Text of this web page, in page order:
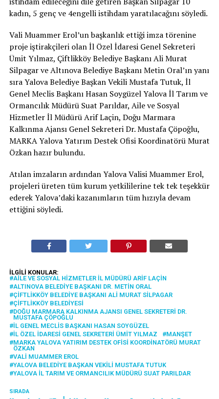
kadın, 5 genç ve 4engelli istihdam yaratılacağını söyledi.
Vali Muammer Erol’un başkanlık ettiği imza törenine
proje iştirakçileri olan İl Özel İdaresi Genel Sekreteri
Ümit Yılmaz, Çiftlikköy Belediye Başkanı Ali Murat
Silpagar ve Altınova Belediye Başkanı Metin Oral’ın yanı
sıra Yalova Belediye Başkan Vekili Mustafa Tutuk, İl
Genel Meclis Başkanı Hasan Soygüzel Yalova İl Tarım ve
Ormancılık Müdürü Suat Parıldar, Aile ve Sosyal
Hizmetler İl Müdürü Arif Laçin, Doğu Marmara
Kalkınma Ajansı Genel Sekreteri Dr. Mustafa Çöpoğlu,
MARKA Yalova Yatırım Destek Ofisi Koordinatörü Murat
Özkan hazır bulundu.
Atılan imzaların ardından Yalova Valisi Muammer Erol,
projeleri üreten tüm kurum yetkililerine tek tek teşekkür
ederek Yalova’daki kazanımların tüm hızıyla devam
ettiğini söyledi.
İLGILI KONULAR:
AILE VE SOSYAL HIZMETLER İL MÜDÜRÜ ARIF LAÇIN
ALTINOVA BELEDIYE BAŞKANI DR. METIN ORAL
ÇIFTLIKKÖY BELEDIYE BAŞKANI ALI MURAT SILPAGAR
ÇIFTLIKKÖY BELEDIYESI
DOĞU MARMARA KALKINMA AJANSI GENEL SEKRETERI DR.
MUSTAFA ÇÖPOĞLU
İL GENEL MECLIS BAŞKANI HASAN SOYGÜZEL
İL ÖZEL İDARESI GENEL SEKRETERI ÜMIT YILMAZ
MANŞET
MARKA YALOVA YATIRIM DESTEK OFISI KOORDINATÖRÜ MURAT
ÖZKAN
VALI MUAMMER EROL
YALOVA BELEDIYE BAŞKAN VEKILI MUSTAFA TUTUK
YALOVA İL TARIM VE ORMANCILIK MÜDÜRÜ SUAT PARILDAR
SIRADA